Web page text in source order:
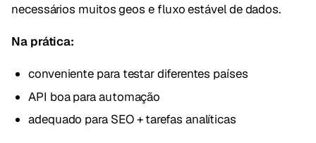
necessários muitos geos e fluxo estável de dados.
Na prática:
conveniente para testar diferentes países
API boa para automação
adequado para SEO + tarefas analíticas